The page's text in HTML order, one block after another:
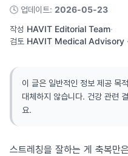
🕓 업데이트: 2026-05-23
작성 HAVIT Editorial Team·
검토 HAVIT Medical Advisory ·
이 글은 일반적인 정보 제공 목
대체하지 않습니다. 건강 관련
요.
스트레칭을 잘하는 게 축복만